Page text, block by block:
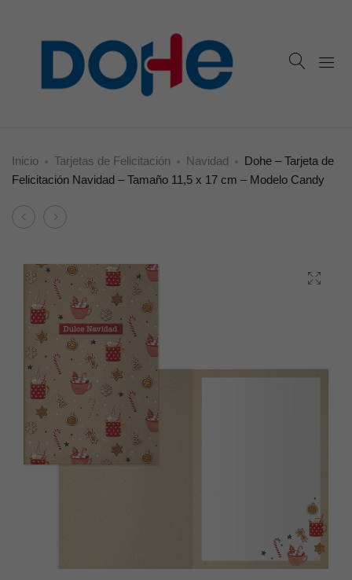
Inicio Tarjetas de Felicitación Navidad
Dohe – Tarjeta de
Felicitación Navidad – Tamaño 11,5 x 17 cm – Modelo Candy
Product
Dohe
Tarjeta
de
Felicitación
Navidad
–
Tamaño
11,5
x
17
Dohe
Tarjeta
de
Felicitación
Navidad
–
Tamaño
11,5
x
17